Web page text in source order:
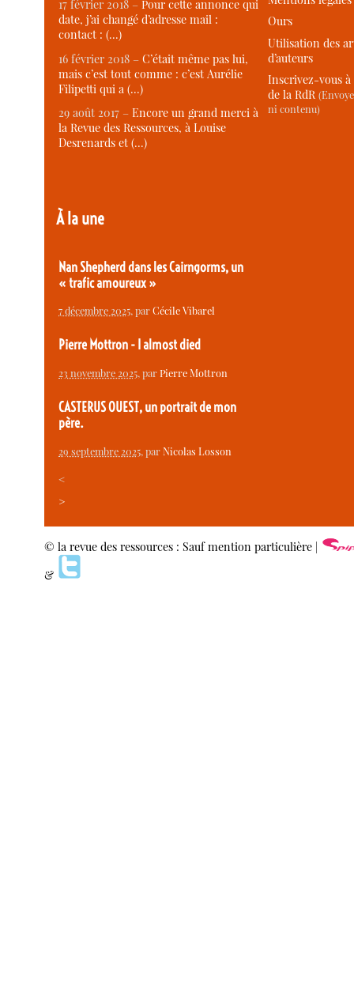
17 février 2018 –Pour cette annonce qui
date, j’ai changé d’adresse mail :
contact : (…)
16 février 2018 –C’était même pas lui,
mais c’est tout comme : c’est Aurélie
Filipetti qui a (…)
29 août 2017 –Encore un grand merci à
la Revue des Ressources, à Louise
Desrenards et (…)
À la une
Nan Shepherd dans les Cairngorms, un
« trafic amoureux »
7 décembre 2025, parCécile Vibarel
Pierre Mottron - I almost died
23 novembre 2025, parPierre Mottron
CASTERUS OUEST, un portrait de mon
père.
29 septembre 2025, parNicolas Losson
<
>
Ours
Utilisation des
d’auteurs
Inscrivez-vous
de la RdR
ni contenu)
© la revue des ressources : Sauf mention particulière |
&